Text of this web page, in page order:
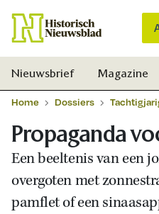
Nieuwsbrief Magazine
Home Dossiers
Propaganda
Een beeltenis van een
overgoten met
pamflet of een